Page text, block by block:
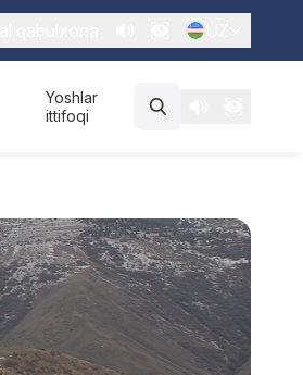
Yoshlar
ittifoqi